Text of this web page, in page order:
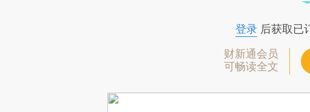
登录后获取已
财新通会员
可畅读全文